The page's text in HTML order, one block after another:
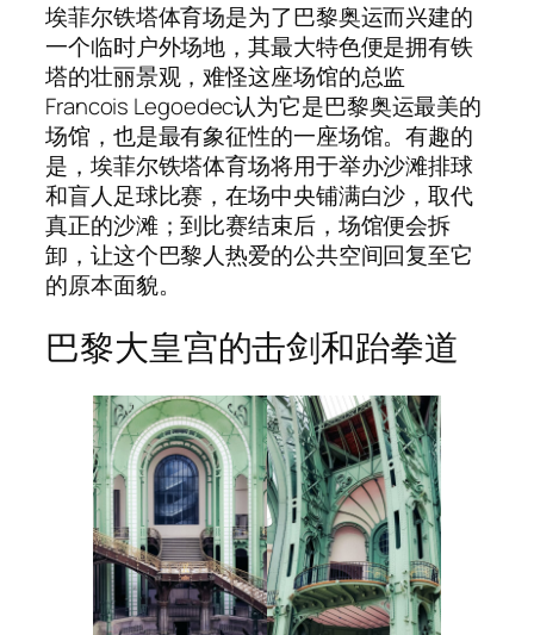
埃菲尔铁塔体育场是为了巴黎奥运而兴建的
一个临时户外场地，其最大特色便是拥有铁
塔的壮丽景观，难怪这座场馆的总监
Francois Legoedec认为它是巴黎奥运最美的
场馆，也是最有象征性的一座场馆。有趣的
是，埃菲尔铁塔体育场将用于举办沙滩排球
和盲人足球比赛，在场中央铺满白沙，取代
真正的沙滩；到比赛结束后，场馆便会拆
卸，让这个巴黎人热爱的公共空间回复至它
的原本面貌。
巴黎大皇宫的击剑和跆拳道